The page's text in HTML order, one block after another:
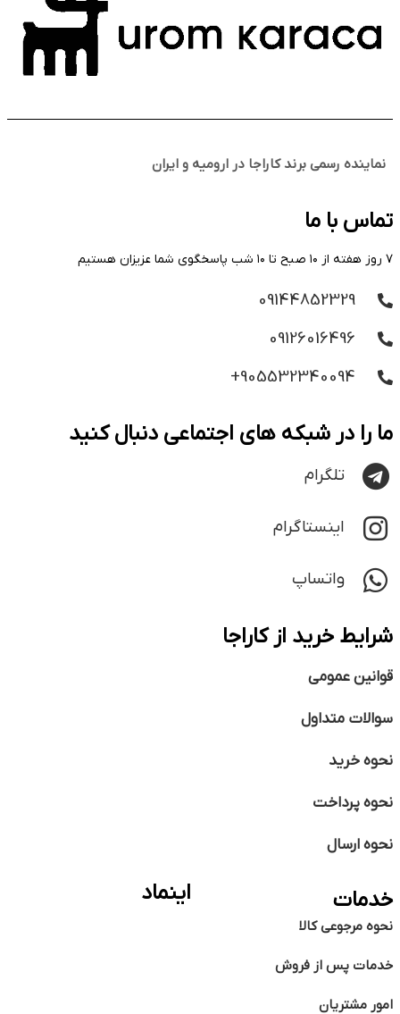
نماینده رسمی برند کاراجا در ارومیه و ایران
تماس با ما
۷ روز هفته از ۱۰ صبح تا ۱۰ شب پاسخگوی شما عزیزان هستیم
09144852329
09126016496
905532340094+
ما را در شبکه های اجتماعی دنبال کنید
تلگرام
اینستاگرام
واتساپ
شرایط خرید از کاراجا
قوانین عمومی
سوالات متداول
نحوه خرید
نحوه پرداخت
نحوه ارسال
خدمات
نحوه مرجوعی کالا
خدمات پس از فروش
امور مشتریان
اینماد